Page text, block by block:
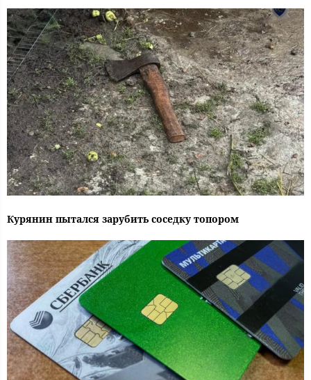
Курянин пытался зарубить соседку топором